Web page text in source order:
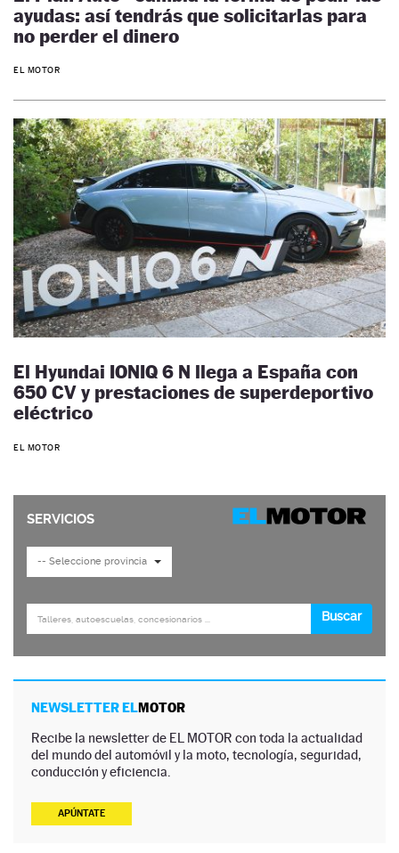
ayudas: así tendrás que solicitarlas para
no perder el dinero
EL MOTOR
El Hyundai IONIQ 6 N llega a España con
650 CV y prestaciones de superdeportivo
eléctrico
EL MOTOR
NEWSLETTER ELMOTOR
Recibe la newsletter de EL MOTOR con toda la actualidad
del mundo del automóvil y la moto, tecnología, seguridad,
conducción y eficiencia.
APÚNTATE